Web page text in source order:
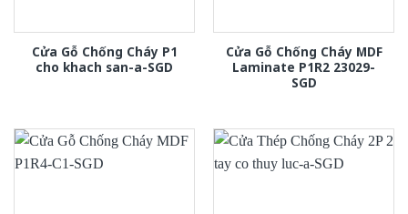
Cửa Gỗ Chống Cháy P1
cho khach san-a-SGD
Cửa Gỗ Chống Cháy MDF
Laminate P1R2 23029-
SGD